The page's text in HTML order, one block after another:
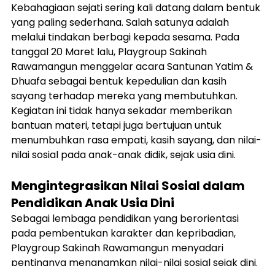
Kebahagiaan sejati sering kali datang dalam bentuk
yang paling sederhana. Salah satunya adalah
melalui tindakan berbagi kepada sesama. Pada
tanggal 20 Maret lalu, Playgroup Sakinah
Rawamangun menggelar acara Santunan Yatim &
Dhuafa sebagai bentuk kepedulian dan kasih
sayang terhadap mereka yang membutuhkan.
Kegiatan ini tidak hanya sekadar memberikan
bantuan materi, tetapi juga bertujuan untuk
menumbuhkan rasa empati, kasih sayang, dan nilai-
nilai sosial pada anak-anak didik, sejak usia dini.
Mengintegrasikan Nilai Sosial dalam
Pendidikan Anak Usia Dini
Sebagai lembaga pendidikan yang berorientasi
pada pembentukan karakter dan kepribadian,
Playgroup Sakinah Rawamangun menyadari
pentingnya menanamkan nilai-nilai sosial sejak dini.